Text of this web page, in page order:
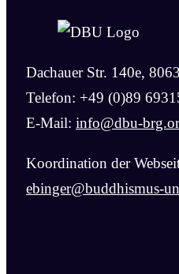
Dachauer Str. 140e,
Telefon: +49 (0)89
E-Mail: info@dbu-
Koordination der
ebinger@buddhismus-